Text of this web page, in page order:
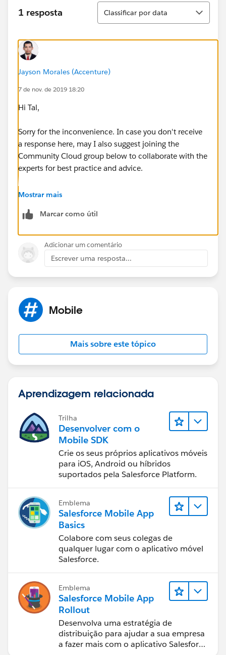
1 resposta
Classificar
Classificar por data
Jayson Morales (Accenture)
7 de nov. de 2019 18:20
Hi Tal,
Sorry for the inconvenience. In case you don't receive
a response here, may I also suggest joining the
Community Cloud group below to collaborate with the
experts for best practice and advice.
https://success.salesforce.com/_ui/core/chatter/gro
Regards,
Jayson
Mostrar mais
Marcar como útil
Adicionar um comentário
Escrever uma resposta...
Mobile
Mais sobre este tópico
Aprendizagem relacionada
Trilha
Desenvolver com o
Mobile SDK
Crie os seus próprios aplicativos móveis
para iOS, Android ou híbridos
suportados pela Salesforce Platform.
Emblema
Salesforce Mobile App
Basics
Colabore com seus colegas de
qualquer lugar com o aplicativo móvel
Salesforce.
Emblema
Salesforce Mobile App
Rollout
Desenvolva uma estratégia de
distribuição para ajudar a sua empresa
a fazer mais com o aplicativo Salesforce